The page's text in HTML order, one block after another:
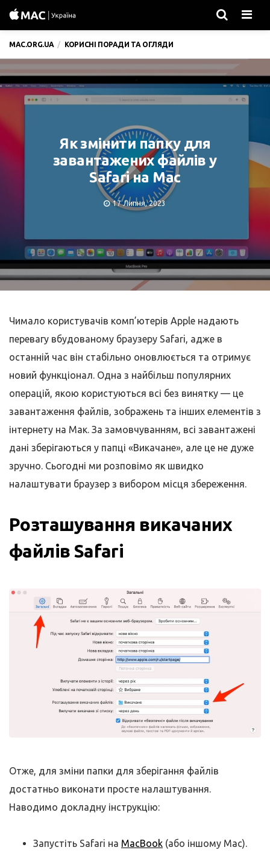
MAC.ORG.UA КОРИСНІ ПОРАДИ ТА ОГЛЯДИ
Як змінити папку для
завантажених файлів у
Safari на Mac
17 Липня, 2023
Чимало користувачів комп’ютерів Apple надають
перевагу вбудованому браузеру Safari, адже в
останній час він стабільно оновлюється та отримує
новий функціонал. Одна з найбільш популярних
операцій, якою користуються всі без винятку — це
завантаження файлів, зображень та інших елементів з
інтернету на Мак. За замовчуванням, всі завантажені
дані зберігаються у папці «Викачане», але це не дуже
зручно. Сьогодні ми розповімо як швидко
налаштувати браузер з вибором місця збереження.
Розташування викачаних
файлів Safari
Отже, для зміни папки для зберігання файлів
достатньо виконати просте налаштування.
Наводимо докладну інструкцію:
Запустіть Safari на MacBook (або іншому Mac).